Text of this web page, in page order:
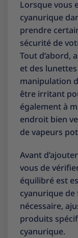
Lorsque vous
cyanurique
prendre
sécurité de
Tout d’abord,
et des
manipulation
être irritant
également à
endroit bien
de vapeurs
Avant
vous de
équilibré est
cyanurique
nécessaire,
produits
cyanurique.